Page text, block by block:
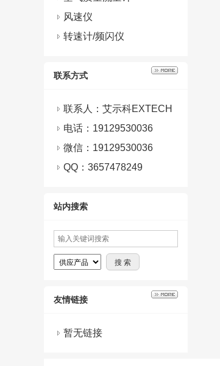
风速仪
转速计/频闪仪
联系方式
联系人：艾示科EXTECH
电话：19129530036
微信： 19129530036
QQ： 3657478249
站内搜索
友情链接
暂无链接